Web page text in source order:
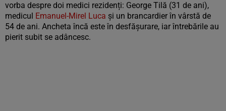
vorba despre doi medici rezidenți: George Tilă (31 de ani),
medicul Emanuel-Mirel Luca și un brancardier în vârstă de
54 de ani. Ancheta încă este în desfășurare, iar întrebările au
pierit subit se adâncesc.